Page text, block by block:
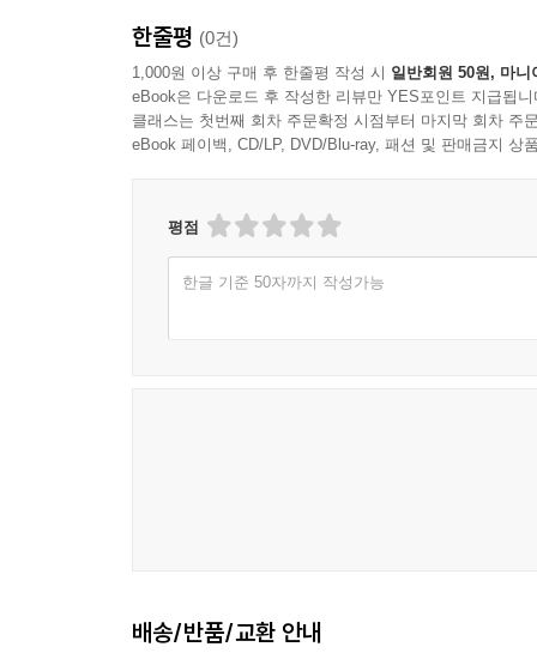
한줄평 (0건)
1,000원 이상 구매 후 한줄평 작성 시 일반회원 50원, 마니
eBook은 다운로드 후 작성한 리뷰만 YES포인트 지급됩니
클래스는 첫번째 회차 주문확정 시점부터 마지막 회차 주
eBook 페이백, CD/LP, DVD/Blu-ray, 패션 및 판매금지 상
평점
한글 기준 50자까지 작성가능
배송/반품/교환 안내